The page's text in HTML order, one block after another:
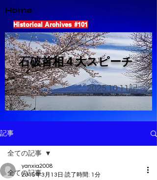
Home
Historical Archives #101
​石破首相４大スピーチ
2025.10.11記
記事
全ての記事
全ての記事
yanxia2008
2015年3月13日 読了時間: 1分